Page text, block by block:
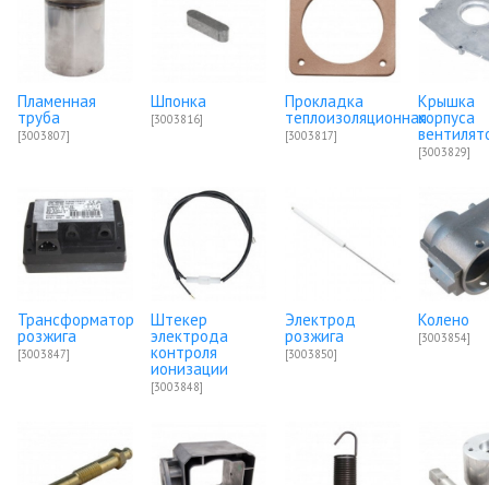
Пламенная
труба
[3003807]
Шпонка
[3003816]
Прокладка
теплоизоляционная
[3003817]
Крышка
корпуса
[3003829]
Трансформатор
розжига
[3003847]
Штекер
электрода
контроля
ионизации
[3003848]
Электрод
розжига
[3003850]
Колено
[3003854]